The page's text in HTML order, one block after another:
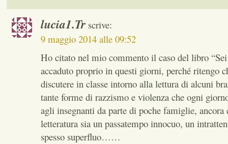
lucia1.Tr scrive:
9 maggio 2014 alle 09:52
Ho citato nel mio commento il caso del libro
accaduto proprio in questi giorni, perché ritengo
discutere in classe intorno alla lettura di alcuni
tante forme di razzismo e violenza che ogni
agli insegnanti da parte di poche famiglie, ancora
letteratura sia un passatempo innocuo, un
spesso superfluo……